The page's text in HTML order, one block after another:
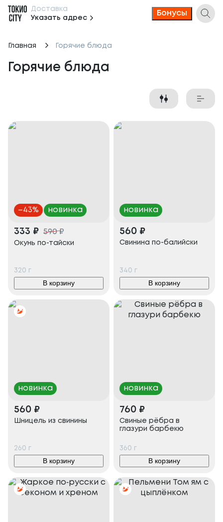
Доставка
Указать адрес
Бонусы
Главная Горячие блюда
Горячие блюда
–43% новинка
333 ₽ 590₽
Окунь по-тайски
320 г
В корзину
новинка
560 ₽
Свинина по-балийски
340 г
В корзину
новинка
560 ₽
Шницель из свинины
260 г
В корзину
новинка
760 ₽
Свиные рёбра в
глазури барбекю
360 г
В корзину